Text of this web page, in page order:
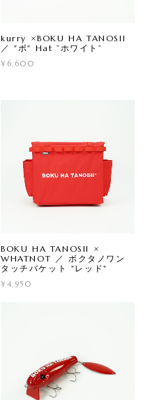
kurry ×BOKU HA TANOSII
／ "ボ" Hat ”ホワイト”
¥6,600
BOKU HA TANOSII ×
WHATNOT ／ ボクタノワン
タッチバケット "レッド"
¥4,950